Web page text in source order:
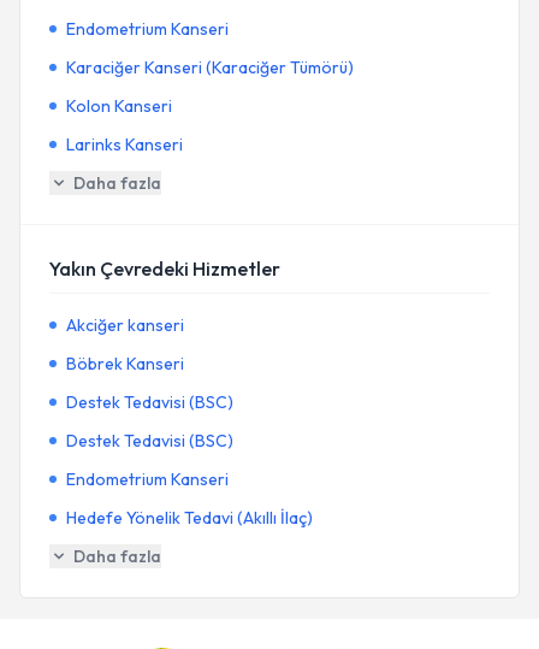
Endometrium Kanseri
Karaciğer Kanseri (Karaciğer Tümörü)
Kolon Kanseri
Larinks Kanseri
Daha fazla
Yakın Çevredeki Hizmetler
Akciğer kanseri
Böbrek Kanseri
Destek Tedavisi (BSC)
Destek Tedavisi (BSC)
Endometrium Kanseri
Hedefe Yönelik Tedavi (Akıllı İlaç)
Daha fazla